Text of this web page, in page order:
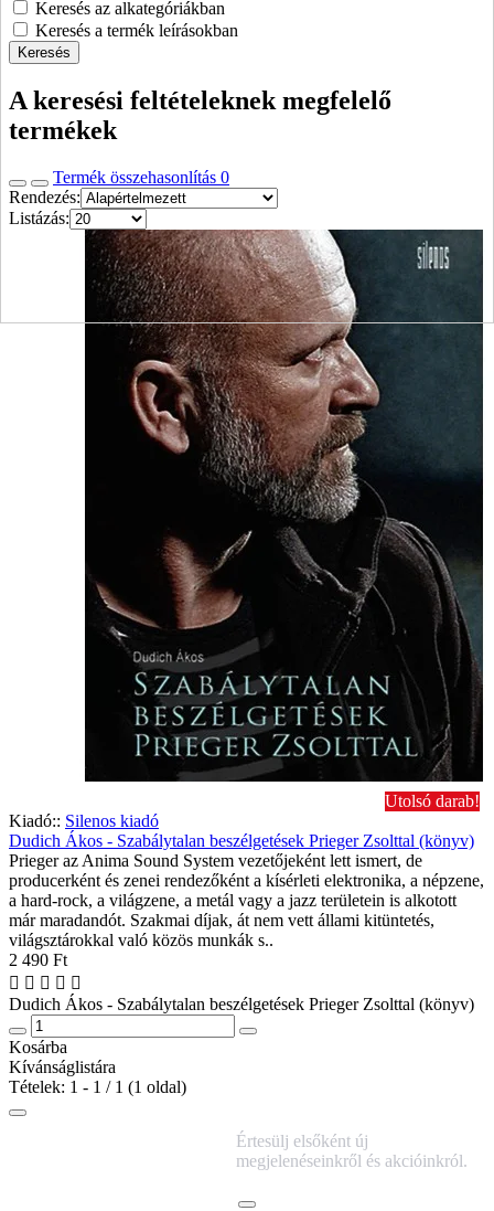
Keresés az alkategóriákban
Keresés a termék leírásokban
Keresés
A keresési feltételeknek megfelelő
termékek
Termék összehasonlítás 0
Rendezés:
Listázás:
Utolsó darab!
Kiadó:: Silenos kiadó
Dudich Ákos - Szabálytalan beszélgetések Prieger Zsolttal (könyv)
Prieger az Anima Sound System vezetőjeként lett ismert, de
producerként és zenei rendezőként a kísérleti elektronika, a népzene,
a hard-rock, a világzene, a metál vagy a jazz területein is alkotott
már maradandót. Szakmai díjak, át nem vett állami kitüntetés,
világsztárokkal való közös munkák s..
2 490 Ft
Dudich Ákos - Szabálytalan beszélgetések Prieger Zsolttal (könyv)
Kosárba
Kívánságlistára
Tételek: 1 - 1 / 1 (1 oldal)
Értesülj elsőként új
megjelenéseinkről és akcióinkról.